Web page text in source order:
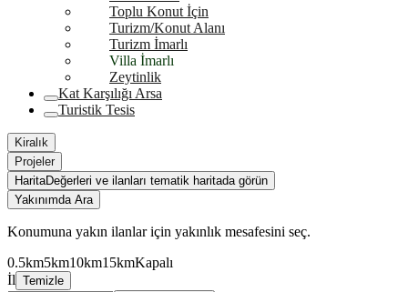
Toplu Konut İçin
Turizm/Konut Alanı
Turizm İmarlı
Villa İmarlı
Zeytinlik
Kat Karşılığı Arsa
Turistik Tesis
Kiralık
Projeler
HaritaDeğerleri ve ilanları tematik haritada görün
Yakınımda Ara
Konumuna yakın ilanlar için yakınlık mesafesini seç.
0.5km5km10km15kmKapalı
İl Temizle